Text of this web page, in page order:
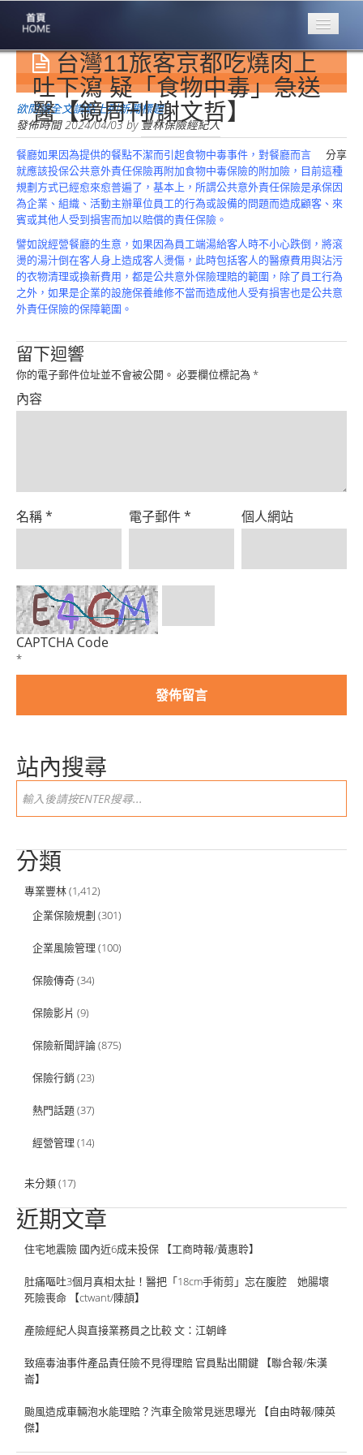
專業豐林
Professional
保險大家談
1386集
台灣商業保險
第一品牌
關於豐林
About
服務項目
Service
火災保額
估算系統
商品簡介
Product
台灣11旅客京都吃燒肉上
吐下瀉 疑「食物中毒」急送
醫【鏡周刊/謝文哲】
欲閱讀全文請點上列新聞標題
發佈時間2024/04/03by豐林保險經紀人
分享
餐廳如果因為提供的餐點不潔而引起食物中毒事件，對餐廳而言
就應該投保公共意外責任保險再附加食物中毒保險的附加險，目前這種
規劃方式已經愈來愈普遍了，基本上，所謂公共意外責任保險是承保因
為企業、組織、活動主辦單位員工的行為或設備的問題而造成顧客、來
賓或其他人受到損害而加以賠償的責任保險。
譬如說經營餐廳的生意，如果因為員工端湯給客人時不小心跌倒，將滾
燙的湯汁倒在客人身上造成客人燙傷，此時包括客人的醫療費用與沾污
的衣物清理或換新費用，都是公共意外保險理賠的範圍，除了員工行為
之外，如果是企業的設施保養維修不當而造成他人受有損害也是公共意
外責任保險的保障範圍。
留下迴響
你的電子郵件位址並不會被公開。 必要欄位標記為 *
內容
名稱* 電子郵件* 個人網站
CAPTCHA Code
*
站內搜尋
分類
專業豐林(1,412)
企業保險規劃 (301)
企業風險管理 (100)
保險傳奇(34)
保險影片 (9)
保險新聞評論(875)
保險行銷 (23)
熱門話題(37)
經營管理 (14)
未分類(17)
近期文章
住宅地震險 國內近6成未投保 【工商時報/黃惠聆】
肚痛嘔吐3個月真相太扯！醫把「18cm手術剪」忘在腹腔 她腸壞
死險喪命 【ctwant/陳頡】
產險經紀人與直接業務員之比較 文：江朝峰
致癌毒油事件產品責任險不見得理賠 官員點出關鍵 【聯合報/朱漢
崙】
颱風造成車輛泡水能理賠？汽車全險常見迷思曝光 【自由時報/陳英
傑】